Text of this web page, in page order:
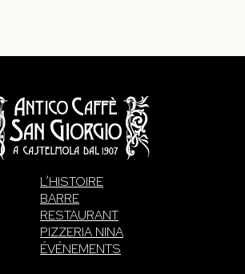
L’HISTOIRE
BARRE
RESTAURANT
PIZZERIA NINA
ÉVÉNEMENTS